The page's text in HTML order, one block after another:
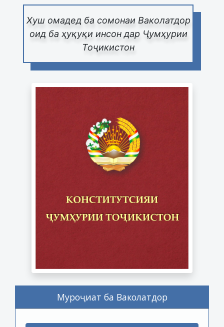
Хуш омадед ба сомонаи Ваколатдор
оид ба ҳуқуқи инсон дар Ҷумҳурии
Тоҷикистон
Муроҷиат ба Ваколатдор